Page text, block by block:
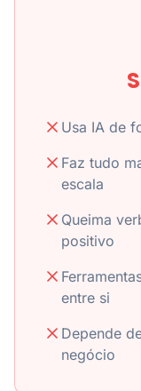
Usa IA de
Faz tudo
escala
Queima
positivo
entre si
Depende
negócio